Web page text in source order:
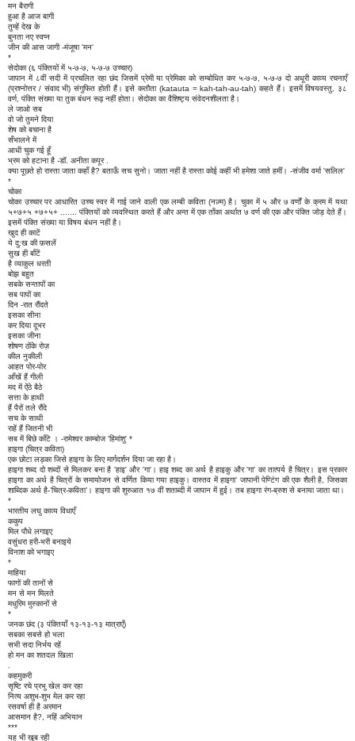
मन बैरागी
हुआ है आज बागी
तुम्हें देख के
बुनता नए स्वप्न
जीन की आस जागी -मंजूषा 'मन'
*
सेदोका (६ पंक्तियों में ५-७-७, ५-७-७ उच्चार)
जापान में ८वीं सदी में प्रचलित रहा छंद जिसमें प्रेमी या प्रेमिका को सम्बोधित कर ५-७-७, ५-७-७ दो अधूरी काव्य रचनाएँ
(प्रश्नोत्तर / संवाद भी) संगुफित होती हैं। इसे कतौता (katauta = kah-tah-au-tah) कहते हैं। इसमें विषयवस्तु, ३८
वर्ण, पंक्ति संख्या या तुक बंधन रूढ़ नहीं होता। सेदोका का वैशिष्ट्य संवेदनशीलता है।
ले जाओ सब
वो जो तुमने दिया
शेष को बचाना है
सँभालने में
आधी चुक गई हूँ
भ्रम को हटाना है -डॉ. अनीता कपूर .
क्या पूछते हो रास्ता जाता कहाँ है? बताऊँ सच सुनो। जाता नहीं है रास्ता कोई कहीं भी हमेशा जाते हमीं। -संजीव वर्मा 'सलिल'
*
चोका
चोका उच्चार पर आधारित उच्च स्वर में गाई जाने वाली एक लम्बी कविता (नज़्म) है। चुका में ५ और ७ वर्णों के क्रम में यथा
५+७+५ +७+५+ ....... पंक्तियों को व्यवस्थित करते हैं और अन्त में एक ताँका अर्थात ७ वर्ण की एक और पंक्ति जोड़ देते हैं।
इसमें पंक्ति संख्या या विषय बंधन नहीं है।
खुद ही काटें
ये दु:ख की फ़सलें
सुख ही बाँटें
है व्याकुल धरती
बोझ बहुत
सबके सन्तापों का
सब पापों का
दिन -रात रौंदते
इसका सीना
कर दिया दूभर
इसका जीना
शोषण ठोंके रोज़
कील नुकीली
आहत पोर-पोर
आँखें हैं गीली
मद में ऐंठे बैठे
सत्ता के हाथी
हैं पैरों तले रौंदे
सच के साथी
राहें हैं जितनी भी
सब में बिछे काँटे । -रामेश्वर काम्बोज 'हिमांशु' *
हाइगा (चित्र कविता)
एक छोटा लड़का जिसे हाइगा के लिए मार्गदर्शन दिया जा रहा है।
हाइगा शब्द दो शब्दों से मिलकर बना है 'हाइ' और 'गा'। हाइ शब्द का अर्थ है हाइकु और 'गा' का तात्पर्य है चित्र। इस प्रकार
हाइगा का अर्थ है चित्रों के समायोजन से वर्णित किया गया हाइकु। वास्तव में हाइगा’ जापानी पेण्टिंग की एक शैली है, जिसका
शाब्दिक अर्थ है-’चित्र-कविता’। हाइगा की शुरुआत १७ वीं शताब्दी में जापान में हुई। तब हाइगा रंग-ब्रुश से बनाया जाता था।
*
भारतीय लघु काव्य विधाएँ
ककुप
मिल पौधे लगाइए
वसुंधरा हरी-भरी बनाइये
विनाश को भगाइए
*
माहिया
फागों की तानों से
मन से मन मिलते
मधुरिम मुस्कानों से
*
जनक छंद (३ पंक्तियाँ १३-१३-१३ मात्राएँ)
सबका सबसे हो भला
सभी सदा निर्भय रहें
हो मन का शतदल खिला
कहमुकरी
सृष्टि रचे प्रभु खेल कर रहा
नित्य अशुभ-शुभ मेल कर रहा
रसवर्षा ही है अरमान
आसमान है?, नहिं अभियान
***
यह भी खूब रही